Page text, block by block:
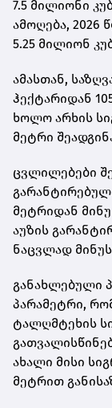
7.5 მილიონი
ამოღება, 2026
5.25 მილიონ
ამასთან,
ჰექტარიდან
ხოლო არხის
მეტრი
ცვლილებები
მეტრიდან
აუზის
ნაცვლად მინუს
განახლებული
პარამეტრი,
ტალღმტეხის
ახალი მისი
მეტრით